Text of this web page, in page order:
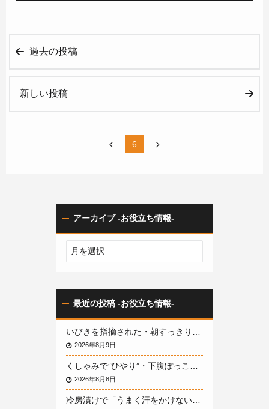
過去の投稿
新しい投稿
3
4
5
6 7
8
9
アーカイブ -お役立ち情報-
最近の投稿 -お役立ち情報-
いびきを指摘された・朝すっきり起きられない…40代50代の「いびき」と体の関係、パーソナルトレーニングで整える方法｜大阪のパーソナルジムBEZEL
2026年8月9日
くしゃみで”ひやり”・下腹ぽっこり…40代50代女性の「骨盤まわりの支え」の低下と、パーソナルトレーニングで整える方法｜大阪のパーソナルジムBEZEL
2026年8月8日
冷房漬けで「うまく汗をかけない体」になっていませんか？夏のだるさ・むくみ・夏太りを招く体温調節の低下と、パーソナルトレーニングで整える方法